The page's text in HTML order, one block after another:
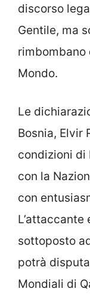
discorso
Gentile, ma
rimbombano
Mondo.
Le
Bosnia, Elvir
condizioni di
con la
con
L’attaccante
sottoposto
potrà
Mondiali di